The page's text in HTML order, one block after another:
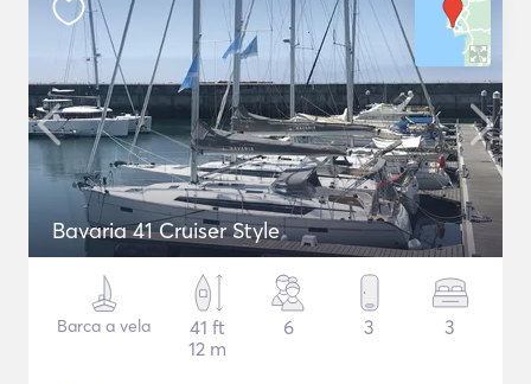
Bavaria 41 Cruiser Style
Barca a vela
41 ft
12 m
6 3 3